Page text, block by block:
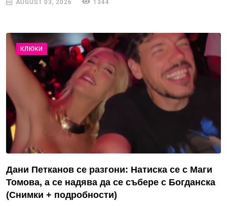
AUGUST 03, 2026 1344
КЛЮКИ
Дани Петканов се разгони: Натиска се с Маги
Томова, а се надява да се събере с Богданска
(Снимки + подробности)